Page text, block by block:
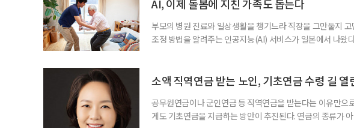
AI, 이제 돌봄에 지친 가족도 돕는다
부모의 병원 진료와 일상생활을 챙기느라 직장을 그만둘지
조정 방법을 알려주는 인공지능(AI) 서비스가 일본에서 나왔
다. 이 서비스를 사용하면 직원은 이름을 밝히지 않고 하루 24
소액 직역연금 받는 노인, 기초연금 수령 길 열
공무원연금이나 군인연금 등 직역연금을 받는다는 이유만으
게도 기초연금을 지급하는 방안이 추진된다. 연금의 종류가